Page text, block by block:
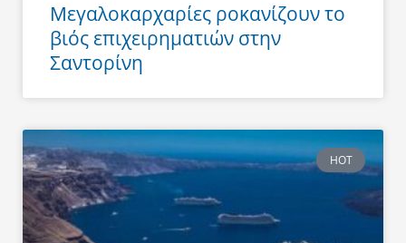
Μεγαλοκαρχαρίες ροκανίζουν το
βιός επιχειρηματιών στην
Σαντορίνη
HOT